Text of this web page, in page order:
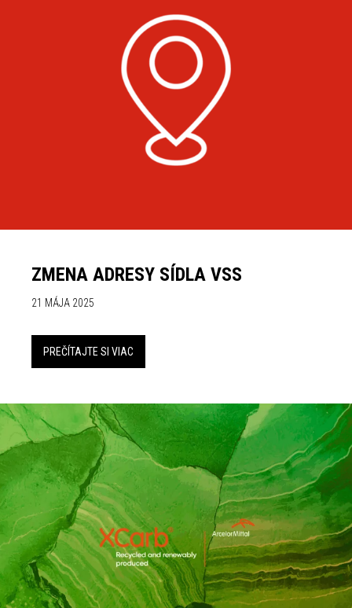
ZMENA ADRESY SÍDLA VSS
21 MÁJA 2025
PREČÍTAJTE SI VIAC